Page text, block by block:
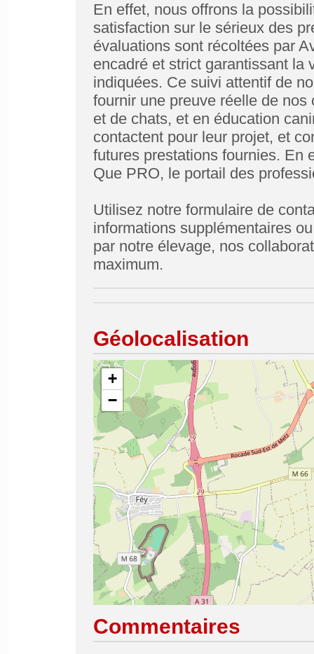
En effet, nous offrons la
satisfaction sur le sérieux des
évaluations sont récoltées par
encadré et strict garantissant la
indiquées. Ce suivi attentif de
fournir une preuve réelle de
et de chats, et en éducation
contactent pour leur projet, et
futures prestations fournies. En
Que PRO, le portail des
Utilisez notre formulaire de
informations supplémentaires
par notre élevage, nos
maximum.
Géolocalisation
+
−
Commentaires